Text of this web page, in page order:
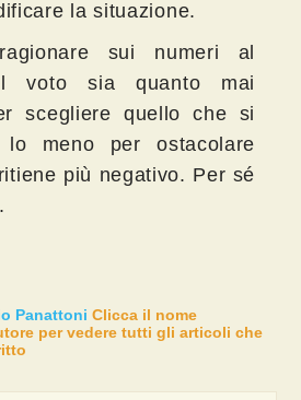
la situazione.
sui numeri al
voto sia quanto mai
scegliere quello che si
meno per ostacolare
più negativo. Per sé
Panattoni Clicca il nome
per vedere tutti gli articoli che